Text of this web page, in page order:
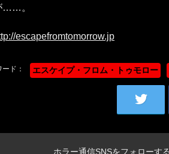
……。
escapefromtomorrow.jp
ド： エスケイプ・フロム・トゥモロー
ホラー通信SNSをフォローす